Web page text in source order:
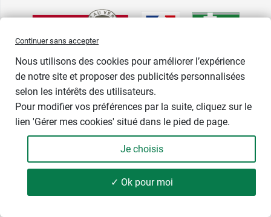
Continuer sans accepter
Nous utilisons des cookies pour améliorer l’expérience
de notre site et proposer des publicités personnalisées
selon les intérêts des utilisateurs.
Pour modifier vos préférences par la suite, cliquez sur le
lien 'Gérer mes cookies' situé dans le pied de page.
Je choisis
✓ Ok pour moi